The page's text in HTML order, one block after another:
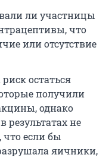
ли участницы
что
или отсутствие
остаться
получили
однако
результатах не
если бы
яичники,